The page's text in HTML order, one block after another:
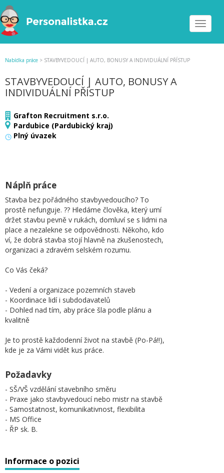
Toggle
Nabídka práce > STAVBYVEDOUCÍ | AUTO, BONUSY A INDIVIDUÁLNÍ PŘÍSTUP
STAVBYVEDOUCÍ | AUTO, BONUSY A
INDIVIDUÁLNÍ PŘÍSTUP
Grafton Recruitment s.r.o.
Pardubice (Pardubický kraj)
Plný úvazek
Náplň práce
Stavba bez pořádného stavbyvedoucího? To
prostě nefunguje. ?‍?️ Hledáme člověka, který umí
držet stavbu pevně v rukách, domluví se s lidmi na
place a nezalekne se odpovědnosti. Někoho, kdo
ví, že dobrá stavba stojí hlavně na zkušenostech,
organizaci a zdravém selském rozumu.
Co Vás čeká?
- Vedení a organizace pozemních staveb
- Koordinace lidí i subdodavatelů
- Dohled nad tím, aby práce šla podle plánu a
kvalitně
Je to prostě každodenní život na stavbě (Po-Pá!!),
kde je za Vámi vidět kus práce.
Požadavky
- SŠ/VŠ vzdělání stavebního směru
- Praxe jako stavbyvedoucí nebo mistr na stavbě
- Samostatnost, komunikativnost, flexibilita
- MS Office
- ŘP sk. B.
Informace o pozici